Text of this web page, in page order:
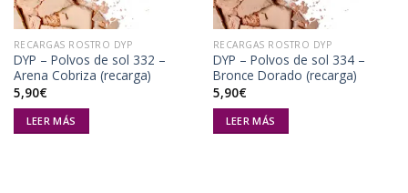
RECARGAS ROSTRO DYP
DYP – Polvos de sol 332 –
Arena Cobriza (recarga)
5,90€
LEER MÁS
RECARGAS ROSTRO DYP
DYP – Polvos de sol 334 –
Bronce Dorado (recarga)
5,90€
LEER MÁS